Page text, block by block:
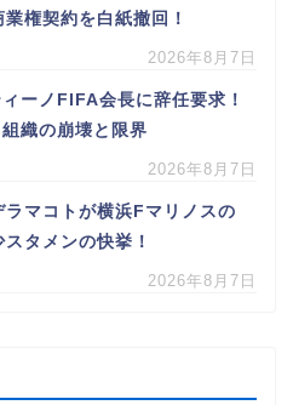
権契約を白紙撤回！
2026年8月7日
ーノFIFA会長に辞任要求！
織の崩壊と限界
2026年8月7日
ラマコトが横浜Fマリノスの
タメンの快挙！
2026年8月7日